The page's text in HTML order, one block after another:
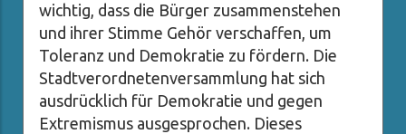
wichtig, dass die Bürger zusammenstehen
und ihrer Stimme Gehör verschaffen, um
Toleranz und Demokratie zu fördern. Die
Stadtverordnetenversammlung hat sich
ausdrücklich für Demokratie und gegen
Extremismus ausgesprochen. Dieses